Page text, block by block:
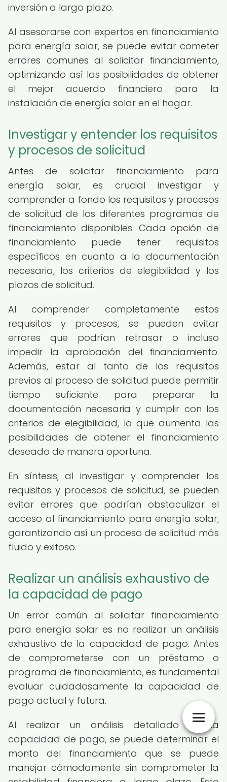
inversión a largo plazo.
Al asesorarse con expertos en financiamiento
para energía solar, se puede evitar cometer
errores comunes al solicitar financiamiento,
optimizando así las posibilidades de obtener
el mejor acuerdo financiero para la
instalación de energía solar en el hogar.
Investigar y entender los requisitos
y procesos de solicitud
Antes de solicitar financiamiento para
energía solar, es crucial investigar y
comprender a fondo los requisitos y procesos
de solicitud de los diferentes programas de
financiamiento disponibles. Cada opción de
financiamiento puede tener requisitos
específicos en cuanto a la documentación
necesaria, los criterios de elegibilidad y los
plazos de solicitud.
Al comprender completamente estos
requisitos y procesos, se pueden evitar
errores que podrían retrasar o incluso
impedir la aprobación del financiamiento.
Además, estar al tanto de los requisitos
previos al proceso de solicitud puede permitir
tiempo suficiente para preparar la
documentación necesaria y cumplir con los
criterios de elegibilidad, lo que aumenta las
posibilidades de obtener el financiamiento
deseado de manera oportuna.
En síntesis, al investigar y comprender los
requisitos y procesos de solicitud, se pueden
evitar errores que podrían obstaculizar el
acceso al financiamiento para energía solar,
garantizando así un proceso de solicitud más
fluido y exitoso.
Realizar un análisis exhaustivo de
la capacidad de pago
Un error común al solicitar financiamiento
para energía solar es no realizar un análisis
exhaustivo de la capacidad de pago. Antes
de comprometerse con un préstamo o
programa de financiamiento, es fundamental
evaluar cuidadosamente la capacidad de
pago actual y futura.
Al realizar un análisis detallado de la
capacidad de pago, se puede determinar el
monto del financiamiento que se puede
manejar cómodamente sin comprometer la